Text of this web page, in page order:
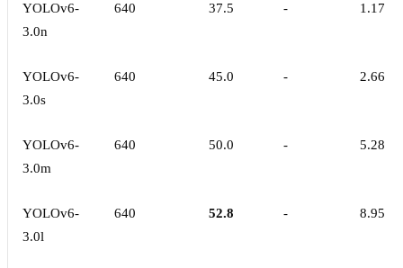
YOLOv6-
3.0n
640 37.5 - 1.17
YOLOv6-
3.0s
640 45.0 - 2.66
YOLOv6-
3.0m
640 50.0 - 5.28
YOLOv6-
3.0l
640 52.8 - 8.95